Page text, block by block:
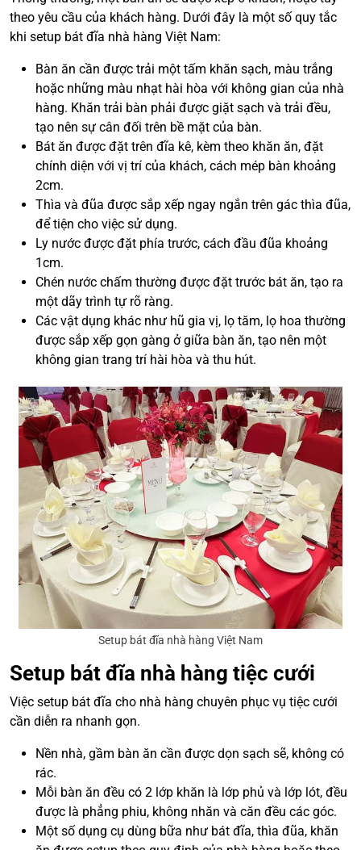
theo yêu cầu của khách hàng. Dưới đây là một số quy tắc
khi setup bát đĩa nhà hàng Việt Nam:
Bàn ăn cần được trải một tấm khăn sạch, màu trắng
hoặc những màu nhạt hài hòa với không gian của nhà
hàng. Khăn trải bàn phải được giặt sạch và trải đều,
tạo nên sự cân đối trên bề mặt của bàn.
Bát ăn được đặt trên đĩa kê, kèm theo khăn ăn, đặt
chính diện với vị trí của khách, cách mép bàn khoảng
2cm.
Thìa và đũa được sắp xếp ngay ngắn trên gác thìa đũa,
để tiện cho việc sử dụng.
Ly nước được đặt phía trước, cách đầu đũa khoảng
1cm.
Chén nước chấm thường được đặt trước bát ăn, tạo ra
một dãy trình tự rõ ràng.
Các vật dụng khác như hũ gia vị, lọ tăm, lọ hoa thường
được sắp xếp gọn gàng ở giữa bàn ăn, tạo nên một
không gian trang trí hài hòa và thu hút.
Setup bát đĩa nhà hàng Việt Nam
Setup bát đĩa nhà hàng tiệc cưới
Việc setup bát đĩa cho nhà hàng chuyên phục vụ tiệc cưới
cần diễn ra nhanh gọn.
Nền nhà, gầm bàn ăn cần được dọn sạch sẽ, không có
rác.
Mỗi bàn ăn đều có 2 lớp khăn là lớp phủ và lớp lót, đều
được là phẳng phiu, không nhăn và căn đều các góc.
Một số dụng cụ dùng bữa như bát đĩa, thìa đũa, khăn